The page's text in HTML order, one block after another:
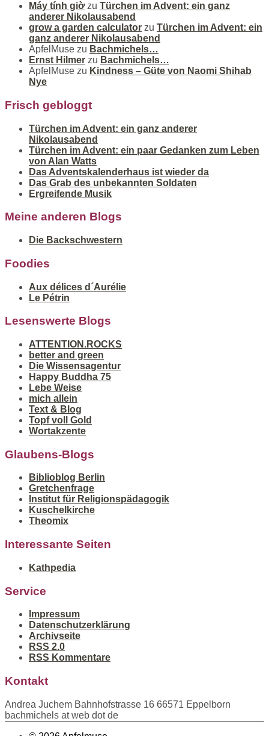
Máy tính giờzu Türchen im Advent: ein ganz
anderer Nikolausabend
grow a garden calculator zu Türchen im Advent: ein
ganz anderer Nikolausabend
ApfelMuse zu Bachmichels…
Ernst Hilmer zu Bachmichels…
ApfelMuse zu Kindness – Güte von Naomi Shihab
Nye
Frisch gebloggt
Türchen im Advent: ein ganz anderer
Nikolausabend
Türchen im Advent: ein paar Gedanken zum Leben
von Alan Watts
Das Adventskalenderhaus ist wieder da
Das Grab des unbekannten Soldaten
Ergreifende Musik
Meine anderen Blogs
Die Backschwestern
Foodies
Aux délices d´Aurélie
Le Pétrin
Lesenswerte Blogs
ATTENTION.ROCKS
better and green
Die Wissensagentur
Happy Buddha 75
Lebe Weise
mich allein
Text & Blog
Topf voll Gold
Wortakzente
Glaubens-Blogs
Biblioblog Berlin
Gretchenfrage
Institut für Religionspädagogik
Kuschelkirche
Theomix
Interessante Seiten
Kathpedia
Service
Impressum
Datenschutzerklärung
Archivseite
RSS 2.0
RSS Kommentare
Kontakt
Andrea Juchem Bahnhofstrasse 16 66571 Eppelborn
bachmichels at web dot de